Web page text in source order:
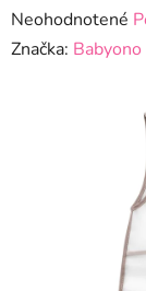
Priemerné
hodnotenie
Neohodnotené
Značka: Babyono